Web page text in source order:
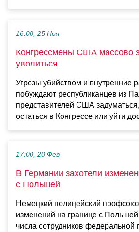
16:00, 25 Ноя
Конгрессмены США массово
уволиться
Угрозы убийством и внутренние
побуждают республиканцев из
представителей США
остаться в Конгрессе или уйти
17:00, 20 Фев
В Германии захотели
с Польшей
Немецкий полицейский
изменений на границе с
числа сотрудников федеральной